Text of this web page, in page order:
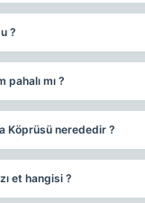
?
pahalı mı ?
Köprüsü nerededir ?
et hangisi ?